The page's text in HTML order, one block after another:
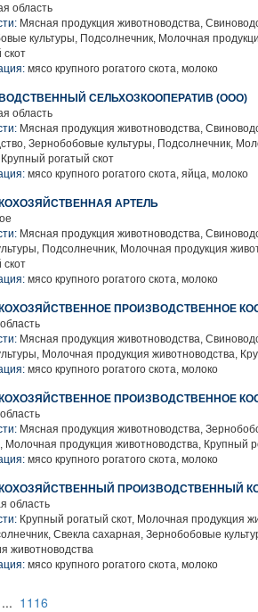
область
Мясная продукция животноводства,
культуры, Подсолнечник, Молочная
скот
мясо крупного рогатого скота, молоко
СЕЛЬХОЗКООПЕРАТИВ (ООО)
область
Мясная продукция животноводства,
Зернобобовые культуры, Подсолнечник,
рогатый скот
мясо крупного рогатого скота, яйца, молоко
АРТЕЛЬ
Мясная продукция животноводства,
Подсолнечник, Молочная продукция
скот
мясо крупного рогатого скота, молоко
ПРОИЗВОДСТВЕННОЕ
Мясная продукция животноводства,
Молочная продукция животноводства,
мясо крупного рогатого скота, молоко
ПРОИЗВОДСТВЕННОЕ
Мясная продукция животноводства,
Молочная продукция животноводства, Крупный
мясо крупного рогатого скота, молоко
ПРОИЗВОДСТВЕННЫЙ
область
Крупный рогатый скот, Молочная продукция
Свекла сахарная, Зернобобовые
животноводства
мясо крупного рогатого скота, молоко
... 1116